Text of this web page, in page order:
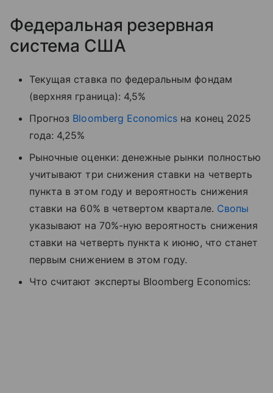
Федеральная резервная
система США
Текущая ставка по федеральным фондам
(верхняя граница): 4,5%
Прогноз Bloomberg Economics на конец 2025
года: 4,25%
Рыночные оценки: денежные рынки полностью
учитывают три снижения ставки на четверть
пункта в этом году и вероятность снижения
ставки на 60% в четвертом квартале. Свопы
указывают на 70%-ную вероятность снижения
ставки на четверть пункта к июню, что станет
первым снижением в этом году.
Что считают эксперты Bloomberg Economics: